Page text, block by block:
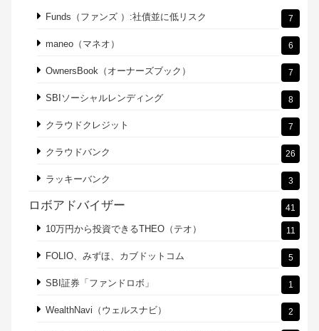
Funds（ファンズ ）:社債並に低リスク 7
maneo（マネオ） 6
OwnersBook（オーナーズブック） 7
SBIソーシャルレンディング 8
クラウドクレジット 7
クラウドバンク 26
ラッキーバンク 3
ロボアドバイザー 41
10万円から投資できるTHEO（テオ） 11
FOLIO、みずほ、カブドットコム 5
SBI証券「ファンドロボ」 1
WealthNavi（ウェルスナビ） 2